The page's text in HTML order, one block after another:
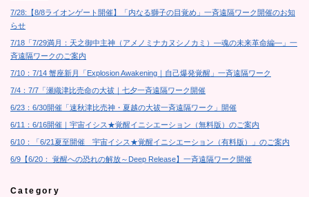
7/28:【8/8ライオンゲート開催】「内なる獅子の目覚め」一斉遠隔ワーク開催のお知
らせ
7/18「7/29満月：天之御中主神（アメノミナカヌシノカミ）―魂の未来革命編―」一
斉遠隔ワークのご案内
7/10：7/14 蟹座新月「Explosion Awakening｜自己爆発覚醒」一斉遠隔ワーク
7/4：7/7「瀬織津比売命の大祓｜七夕一斉遠隔ワーク開催
6/23：6/30開催「速秋津比売神・夏越の大祓一斉遠隔ワーク」開催
6/11：6/16開催｜宇宙イシス★覚醒イニシエーション（無料版）のご案内
6/10：「6/21夏至開催 宇宙イシス★覚醒イニシエーション（有料版）」のご案内
6/9【6/20： 覚醒への恐れの解放～Deep Release】一斉遠隔ワーク開催
Category